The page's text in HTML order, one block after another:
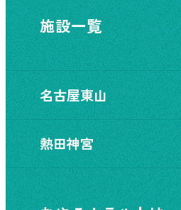
施設一覧
名古屋東山
熱田神宮